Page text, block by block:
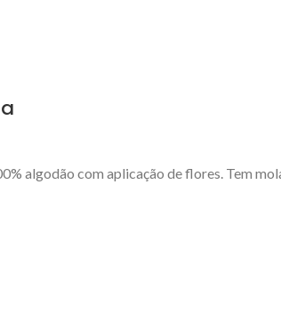
algodão com aplicação de flores. Tem